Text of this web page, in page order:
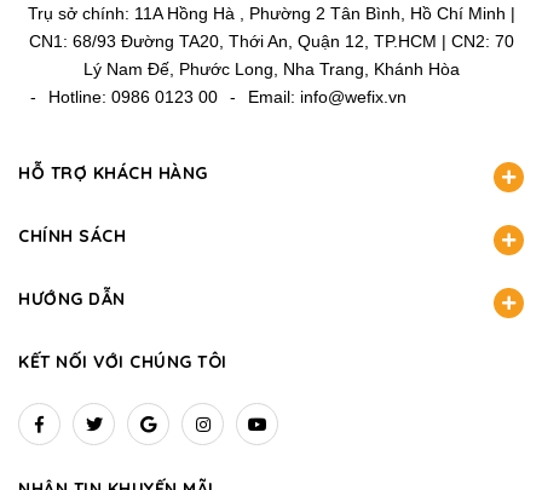
Trụ sở chính: 11A Hồng Hà , Phường 2 Tân Bình, Hồ Chí Minh |
CN1: 68/93 Đường TA20, Thới An, Quận 12, TP.HCM | CN2: 70
Lý Nam Đế, Phước Long, Nha Trang, Khánh Hòa
-
Hotline: 0986 0123 00 - Email: info@wefix.vn
HỖ TRỢ KHÁCH HÀNG
CHÍNH SÁCH
HƯỚNG DẪN
KẾT NỐI VỚI CHÚNG TÔI